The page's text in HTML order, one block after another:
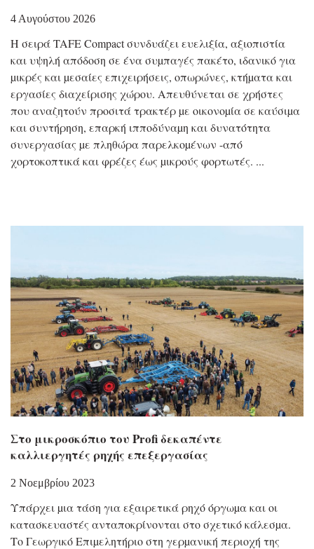
4 Αυγούστου 2026
Η σειρά TAFE Compact συνδυάζει ευελιξία, αξιοπιστία
και υψηλή απόδοση σε ένα συµπαγές πακέτο, ιδανικό για
µικρές και µεσαίες επιχειρήσεις, οπωρώνες, κτήµατα και
εργασίες διαχείρισης χώρου. Απευθύνεται σε χρήστες
που αναζητούν προσιτά τρακτέρ µε οικονοµία σε καύσιµα
και συντήρηση, επαρκή ιπποδύναµη και δυνατότητα
συνεργασίας µε πληθώρα παρελκοµένων -από
χορτοκοπτικά και φρέζες έως µικρούς φορτωτές.
Στο μικροσκόπιο του Profi δεκαπέντε
καλλιεργητές ρηχής επεξεργασίας
2 Νοεμβρίου 2023
Υπάρχει µια τάση για εξαιρετικά ρηχό όργωµα και οι
κατασκευαστές ανταποκρίνονται στο σχετικό κάλεσµα.
Το Γεωργικό Επιµελητήριο στη γερµανική περιοχή της